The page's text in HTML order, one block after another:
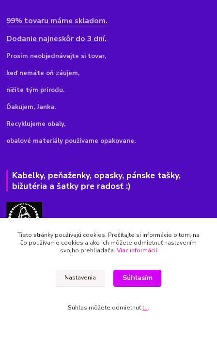
99% tovaru máme skladom.
Dodanie najneskôr do 3 dní.
Prosím neobjednávajte si tovar,
keď nemáte oň záujem,
ničíte tým prírodu.
Ďakujem, Janka.
Recyklujeme obaly,
obalové materiály používame opakovane.
Kabelky, peňaženky, opasky, pánske tašky,
bižutéria a šatky pre radosť :)
www.kabelky1.sk
0915699380
8.00-20.00
kabelky1.sk@gmail.com
Tieto stránky používajú cookies. Prečítajte si informácie o tom, na
čo používame cookies a ako ich môžete odmietnuť nastavením
svojho prehliadača. Viac informácií
Nastavenia Súhlasím
Súhlas môžete odmietnuťtu.